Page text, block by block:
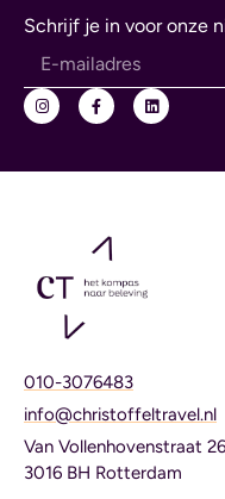
Schrijf je in voor onze
010-3076483
info@christoffeltravel.nl
Van Vollenhovenstraat
3016 BH Rotterdam